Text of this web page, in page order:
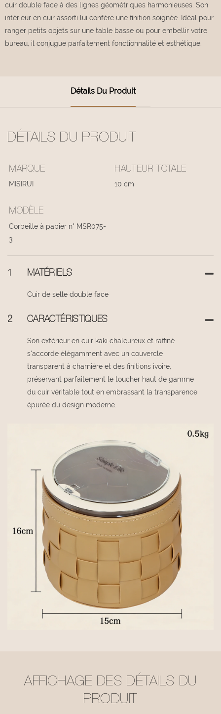
cuir double face à des lignes géométriques harmonieuses. Son
intérieur en cuir assorti lui confère une finition soignée. Idéal pour
ranger petits objets sur une table basse ou pour embellir votre
bureau, il conjugue parfaitement fonctionnalité et esthétique.
Détails Du Produit
DÉTAILS DU PRODUIT
MARQUE
MISIRUI
HAUTEUR TOTALE
10 cm
MODÈLE
Corbeille à papier n° MSR075-
3
1 MATÉRIELS
Cuir de selle double face
2 CARACTÉRISTIQUES
Son extérieur en cuir kaki chaleureux et raffiné
s'accorde élégamment avec un couvercle
transparent à charnière et des finitions ivoire,
préservant parfaitement le toucher haut de gamme
du cuir véritable tout en embrassant la transparence
épurée du design moderne.
AFFICHAGE DES DÉTAILS DU
PRODUIT